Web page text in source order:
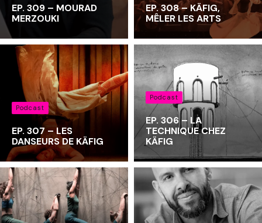
EP. 309 – MOURAD
MERZOUKI
EP. 308 – KÄFIG,
MÊLER LES ARTS
Podcast
EP. 307 – LES
DANSEURS DE KÄFIG
Podcast
EP. 306 – LA
TECHNIQUE CHEZ
KÄFIG